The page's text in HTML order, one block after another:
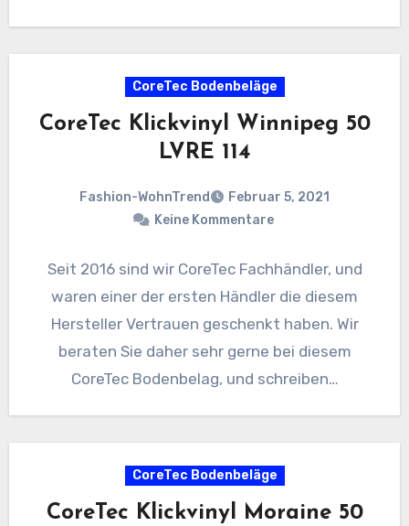
CoreTec Bodenbeläge
CoreTec Klickvinyl Winnipeg 50
LVRE 114
Fashion-WohnTrend
Februar 5, 2021
Keine Kommentare
Seit 2016 sind wir CoreTec Fachhändler, und
waren einer der ersten Händler die diesem
Hersteller Vertrauen geschenkt haben. Wir
beraten Sie daher sehr gerne bei diesem
CoreTec Bodenbelag, und schreiben…
CoreTec Bodenbeläge
CoreTec Klickvinyl Moraine 50